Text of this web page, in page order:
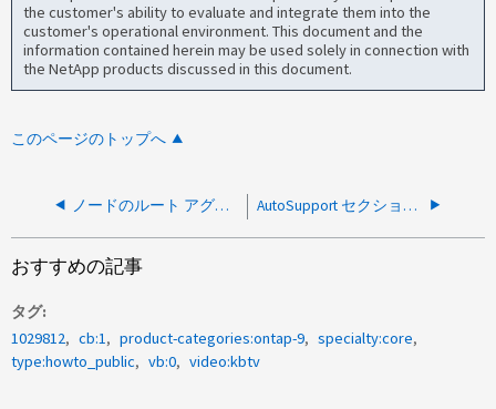
the customer's ability to evaluate and integrate them into the
customer's operational environment. This document and the
information contained herein may be used solely in connection with
the NetApp products discussed in this document.
このページのトップへ
ノードのルート アグリゲートを手動で移行する方法 AutoSupport セクションを ONTAP 内の情報にマッピングする方法
おすすめの記事
タグ
1029812
cb:1 product-categories:ontap-9
specialty:core
type:howto_public
vb:0 video:kbtv